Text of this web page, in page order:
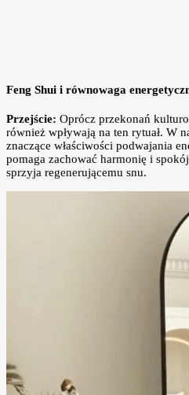
Feng Shui i równowaga
Przejście: Oprócz przekonań
również wpływają na ten rytuał. W
znaczące właściwości podwajania
pomaga zachować harmonię i
sprzyja regenerującemu snu.